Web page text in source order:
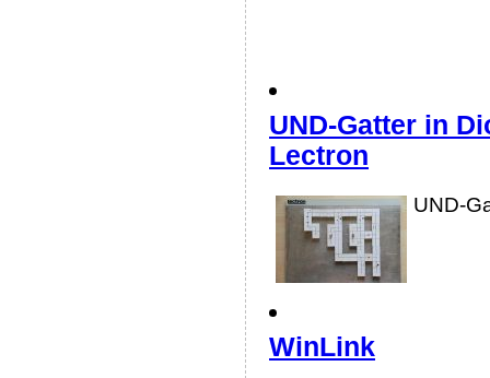
UND-Gatter in
Lectron
UND-
WinLink